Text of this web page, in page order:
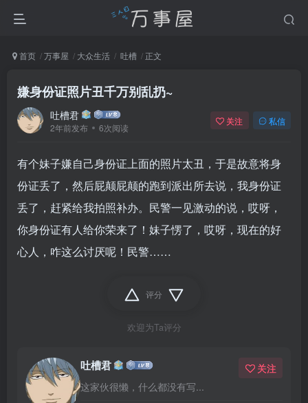
首页 万事屋 大众生活 吐槽 正文
嫌身份证照片丑千万别乱扔~
吐槽君
2年前发布 6次阅读
关注 私信
有个妹子嫌自己身份证上面的照片太丑，于是故意将身
份证丢了，然后屁颠屁颠的跑到派出所去说，我身份证
丢了，赶紧给我拍照补办。民警一见激动的说，哎呀，
你身份证有人给你荣来了！妹子愣了，哎呀，现在的好
心人，咋这么讨厌呢！民警……
评分
欢迎为Ta评分
吐槽君
这家伙很懒，什么都没有写...
关注